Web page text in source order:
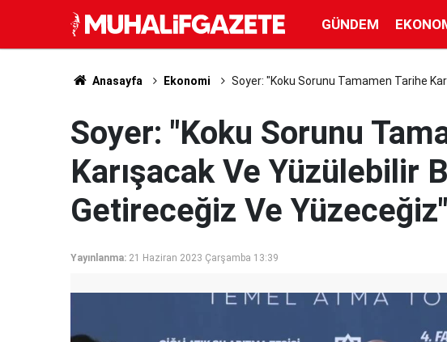
GÜNDEM
Anasayfa Ekonomi Soyer: "Koku Sorunu Tamamen Tarihe
Soyer: "Koku Sorunu
Karışacak Ve Yüzülebilir
Getireceğiz Ve Yüzeceğiz"
Yayınlanma: 21 Haziran 2023 Çarşamba 13:39